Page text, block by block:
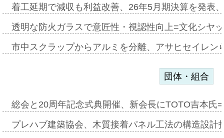
着工延期で減収も利益改善、26年5月期決算を発表
透明な防火ガラスで意匠性・視認性向上=文化シヤ
市中スクラップからアルミを分離、アサヒセイレ
団体・組合
総会と20周年記念式典開催、新会長にTOTO吉本氏
プレハブ建築協会、木質接着パネル工法の構造設